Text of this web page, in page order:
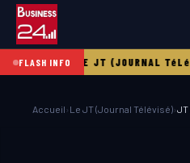
FLASH INFO
21 08 2025LE JT (JOURNAL
Accueil › Le JT (Journal Télévisé)›JT